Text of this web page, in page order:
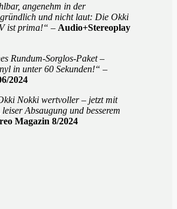
angenehm in der
und nicht laut: Die Okki
ist prima!“ – Audio+Stereoplay
Rundum-Sorglos-Paket –
in unter 60 Sekunden!“ –
2024
Nokki wertvoller – jetzt mit
Absaugung und besserem
Magazin 8/2024